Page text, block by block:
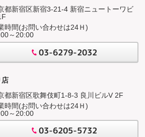
都新宿区新宿3-21-4 新宿ニュートーワビ
時間(お問い合わせは24Ｈ)
～20:00
03-6279-2032
都新宿区歌舞伎町1-8-3 良川ビルV 2F
時間(お問い合わせは24Ｈ)
～20:00
03-6205-5732